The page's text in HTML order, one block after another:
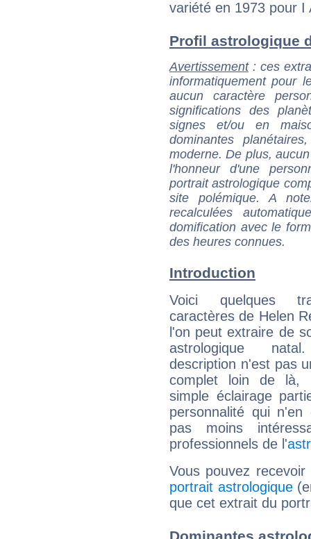
variété en 1973 pour I
Profil astrologique
Avertissement: ces
informatiquement pour
aucun caractère
significations des
signes et/ou en
dominantes
moderne. De plus,
l'honneur d'une
portrait astrologique
site polémique. A
recalculées
domification avec le
des heures connues.
Introduction
Voici quelques
caractères de Helen
l'on peut extraire de
astrologique
description n'est pas
complet loin de là,
simple éclairage
personnalité qui n'en
pas moins
professionnels de l'
Vous pouvez
portrait astrologique
que cet extrait du